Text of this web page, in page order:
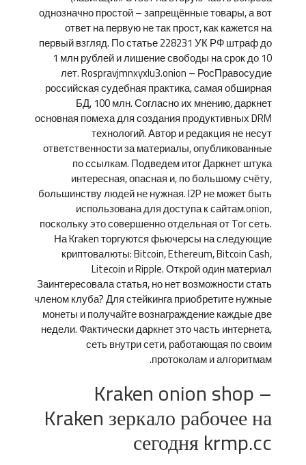
однозначно простой – запрещённые товары, а вот
ответ на первую не так прост, как кажется на
первый взгляд. По статье 228231 УК РФ штраф до
1 млн рублей и лишение свободы на срок до 10
лет. Rospravjmnxyxlu3.onion – РосПравосудие
российская судебная практика, самая обширная
БД, 100 млн. Согласно их мнению, даркнет
основная помеха для создания продуктивных DRM
технологий. Автор и редакция не несут
ответственности за материалы, опубликованные
по ссылкам. Подведем итог Даркнет штука
интересная, опасная и, по большому счёту,
большинству людей не нужная. I2P не может быть
использована для доступа к сайтам.onion,
поскольку это совершенно отдельная от Tor сеть.
На Kraken торгуются фьючерсы на следующие
криптовалюты: Bitcoin, Ethereum, Bitcoin Cash,
Litecoin и Ripple. Открой один материал
Заинтересовала статья, но нет возможности стать
членом клуба? Для стейкинга приобретите нужные
монеты и получайте вознаграждение каждые две
недели. Фактически даркнет это часть интернета,
сеть внутри сети, работающая по своим
протоколам и алгоритмам.
Kraken onion shop –
Kraken зеркало рабочее на
сегодня krmp.cc